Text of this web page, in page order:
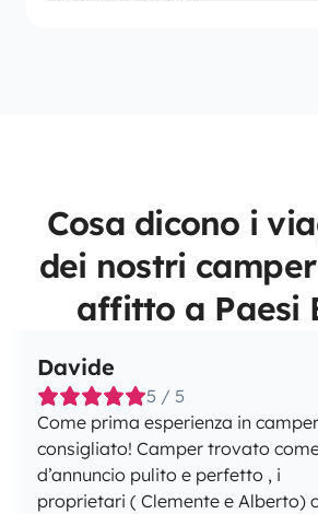
Cosa dicono i
dei nostri
affitto a Paesi
Davide
5 / 5
Come prima esperienza in
consigliato! Camper trovato
d’annuncio pulito e perfetto , i
proprietari ( Clemente e Alberto)